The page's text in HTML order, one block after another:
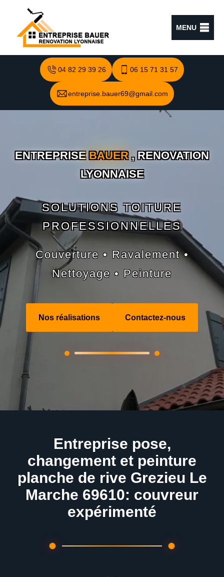
MENU
04 82 29 39 26 06 15 71 31 57
entreprise.bauer69@gmail.com
ENTREPRISEBAUER, RENOVATION
LYONNAISE
SOLUTIONS TOITURE
PROFESSIONNELLES
Couverture • Ravalement •
Nettoyage • Peinture
Nos réalisations Contactez-nous
Entreprise pose,
changement et peinture
planche de rive Grezieu Le
Marche 69610: couvreur
expérimenté